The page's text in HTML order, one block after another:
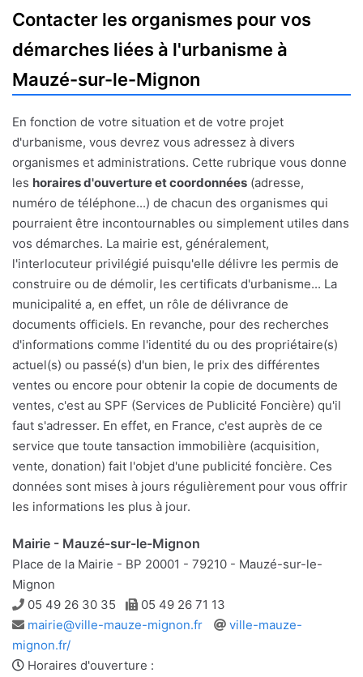
Contacter les organismes pour vos
démarches liées à l'urbanisme à
Mauzé-sur-le-Mignon
En fonction de votre situation et de votre projet
d'urbanisme, vous devrez vous adressez à divers
organismes et administrations. Cette rubrique vous donne
les horaires d'ouverture et coordonnées (adresse,
numéro de téléphone...) de chacun des organismes qui
pourraient être incontournables ou simplement utiles dans
vos démarches. La mairie est, généralement,
l'interlocuteur privilégié puisqu'elle délivre les permis de
construire ou de démolir, les certificats d'urbanisme... La
municipalité a, en effet, un rôle de délivrance de
documents officiels. En revanche, pour des recherches
d'informations comme l'identité du ou des propriétaire(s)
actuel(s) ou passé(s) d'un bien, le prix des différentes
ventes ou encore pour obtenir la copie de documents de
ventes, c'est au SPF (Services de Publicité Foncière) qu'il
faut s'adresser. En effet, en France, c'est auprès de ce
service que toute tansaction immobilière (acquisition,
vente, donation) fait l'objet d'une publicité foncière. Ces
données sont mises à jours régulièrement pour vous offrir
les informations les plus à jour.
Mairie - Mauzé-sur-le-Mignon
Place de la Mairie - BP 20001 - 79210 - Mauzé-sur-le-
Mignon
Téléphone
05 49 26 30 35 Télécopie
05 49 26 71 13
Adresse
e-
mail
mairie@ville-mauze-mignon.fr
Site
ville-mauze-
mignon.fr/
Horaires d'ouverture :